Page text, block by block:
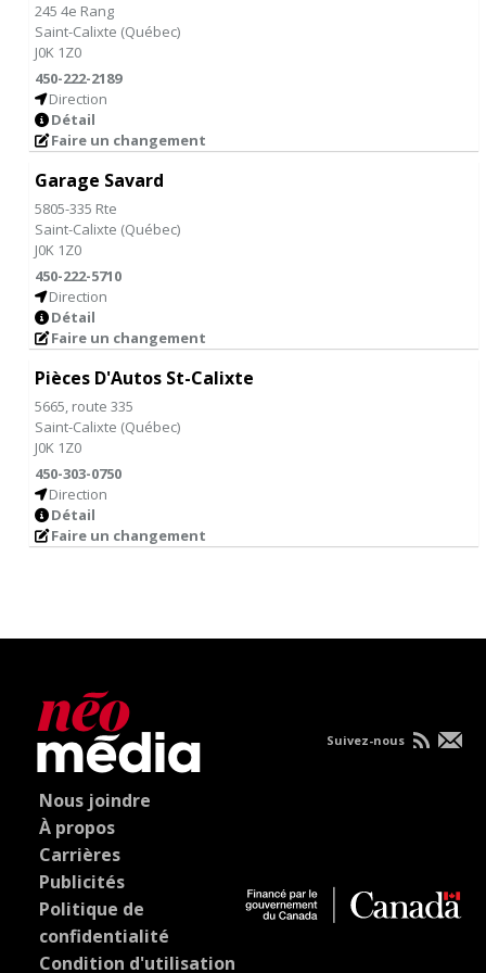
245 4e Rang
Saint-Calixte (Québec)
J0K 1Z0
450-222-2189
Direction
Détail
Faire un changement
Garage Savard
5805-335 Rte
Saint-Calixte (Québec)
J0K 1Z0
450-222-5710
Direction
Détail
Faire un changement
Pièces D'Autos St-Calixte
5665, route 335
Saint-Calixte (Québec)
J0K 1Z0
450-303-0750
Direction
Détail
Faire un changement
Nous joindre
À propos
Carrières
Publicités
Politique de
confidentialité
Condition d'utilisation
Suivez-nous